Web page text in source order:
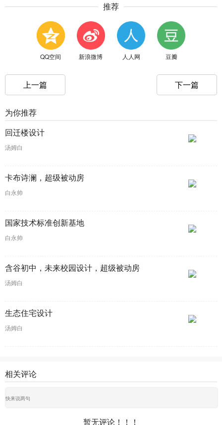
推荐
QQ空间 新浪微博 人人网 豆瓣
上一篇 下一篇
为你推荐
回迁楼设计
汤姆白
卡布诗澜，超级被动房
白永帅
国家技术标准创新基地
白永帅
含谷初中，未来校园设计，超级被动房
汤姆白
生态住宅设计
汤姆白
相关评论
暂无评论！！！